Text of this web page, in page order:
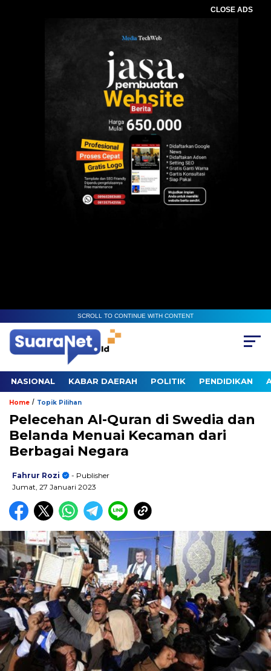
CLOSE ADS
SCROLL TO CONTINUE WITH CONTENT
NASIONAL KABAR DAERAH POLITIK PENDIDIKAN
Home / Topik Pilihan
Pelecehan Al-Quran di Swedia dan
Belanda Menuai Kecaman dari
Berbagai Negara
Fahrur Rozi
- Publisher
Jumat, 27 Januari 2023